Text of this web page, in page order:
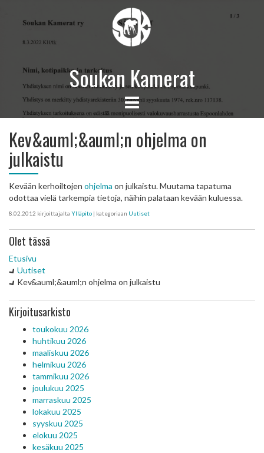
Soukan Kamerat
Kev&auml;&auml;n ohjelma on
julkaistu
Kevään kerhoiltojen ohjelma on julkaistu. Muutama tapatuma
odottaa vielä tarkempia tietoja, näihin palataan kevään kuluessa.
8.02.2012 kirjoittajalta Ylläpito | kategoriaan Uutiset
Olet tässä
Etusivu
Uutiset
Kev&auml;&auml;n ohjelma on julkaistu
Kirjoitusarkisto
toukokuu 2026
huhtikuu 2026
maaliskuu 2026
helmikuu 2026
tammikuu 2026
joulukuu 2025
marraskuu 2025
lokakuu 2025
syyskuu 2025
elokuu 2025
kesäkuu 2025